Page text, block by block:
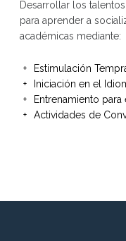
Desarrollar los
para aprender a
académicas mediante:
Estimulación
Iniciación en el
Entrenamiento
Actividades de